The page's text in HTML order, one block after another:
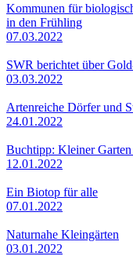
Kommunen für
in den Frühling
07.03.2022
SWR berichtet über
03.03.2022
Artenreiche Dörfer und
24.01.2022
Buchtipp: Kleiner Garten
12.01.2022
Ein Biotop für alle
07.01.2022
Naturnahe Kleingärten
03.01.2022